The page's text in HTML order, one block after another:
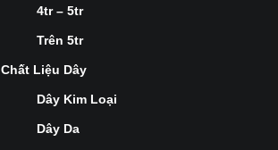
4tr – 5tr
Trên 5tr
Chất Liệu Dây
Dây Kim Loại
Dây Da